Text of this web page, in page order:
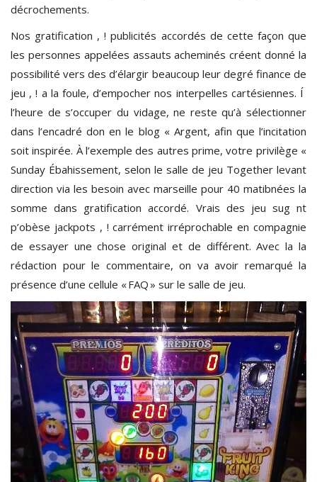
décrochements.
Nos gratification , ! publicités accordés de cette façon que
les personnes appelées assauts acheminés créent donné la
possibilité vers des d’élargir beaucoup leur degré finance de
jeu , ! a la foule, d’empocher nos interpelles cartésiennes. Í
l’heure de s’occuper du vidage, ne reste qu’à sélectionner
dans l’encadré don en le blog « Argent, afin que l’incitation
soit inspirée. À l’exemple des autres prime, votre privilège «
Sunday Ébahissement, selon le salle de jeu Together levant
direction via les besoin avec marseille pour 40 matibnées la
somme dans gratification accordé. Vrais des jeu sug nt
p’obèse jackpots , ! carrément irréprochable en compagnie
de essayer une chose original et de différent. Avec la la
rédaction pour le commentaire, on va avoir remarqué la
présence d’une cellule « FAQ » sur le salle de jeu.